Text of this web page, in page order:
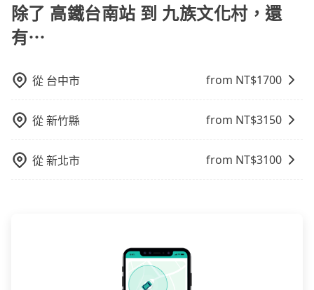
如需10人以上巴士，請來信洽詢。
booking@tripool.app聯繫我們，將有專人協助回覆確
認是否能協助安排。
除了 高鐵台南站 到 九族文化村，還
有⋯
從 台中市 from NT$1700
從新竹縣 from NT$3150
從新北市 from NT$3100